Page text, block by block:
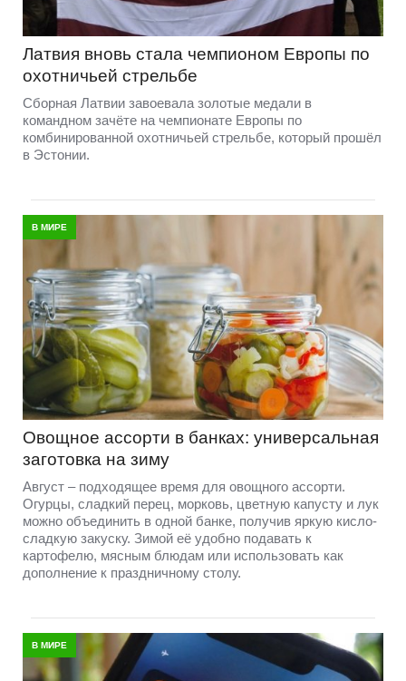
Латвия вновь стала чемпионом Европы по
охотничьей стрельбе
Сборная Латвии завоевала золотые медали в
командном зачёте на чемпионате Европы по
комбинированной охотничьей стрельбе, который прошёл
в Эстонии.
В МИРЕ
Овощное ассорти в банках: универсальная
заготовка на зиму
Август – подходящее время для овощного ассорти.
Огурцы, сладкий перец, морковь, цветную капусту и лук
можно объединить в одной банке, получив яркую кисло-
сладкую закуску. Зимой её удобно подавать к
картофелю, мясным блюдам или использовать как
дополнение к праздничному столу.
В МИРЕ